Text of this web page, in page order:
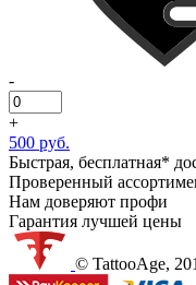
-
+
500 руб.
Быстрая, бесплатная*
Проверенный
Нам доверяют профи
Гарантия лучшей цены
© TattooAge,